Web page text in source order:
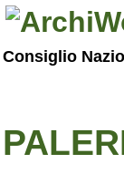
Consiglio